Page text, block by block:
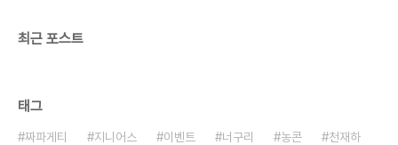
최근 포스트
태그
짜파게티 지니어스 이벤트 너구리 농콘
천재하